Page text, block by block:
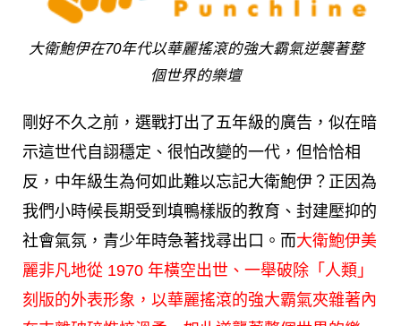
大衛鮑伊在70年代以華麗搖滾的強大霸氣逆襲著整
個世界的樂壇
剛好不久之前，選戰打出了五年級的廣告，似在暗
示這世代自詡穩定、很怕改變的一代，但恰恰相
反，中年級生為何如此難以忘記大衛鮑伊？正因為
我們小時候長期受到填鴨樣版的教育、封建壓抑的
社會氣氛，青少年時急著找尋出口。而大衛鮑伊美
麗非凡地從 1970 年橫空出世、一舉破除「人類」
刻版的外表形象，以華麗搖滾的強大霸氣夾雜著內